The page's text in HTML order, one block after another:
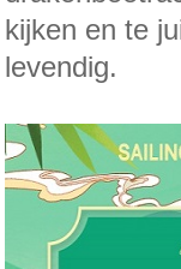
kijken en te
levendig.